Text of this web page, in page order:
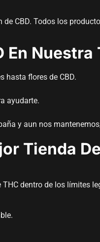
CBD. Todos los
En Nuestra
hasta flores de CBD.
ayudarte.
y aun nos
Tienda
dentro de los límites